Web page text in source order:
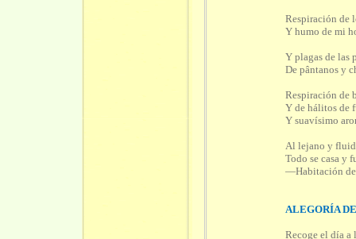
Respiración de
Y humo de mi
Y plagas de las
De pântanos y
Respiración de
Y de hálitos de
Y suavísimo
Al lejano y
Todo se casa y
—Habitación de
ALEGORÍA
Recoge el día a